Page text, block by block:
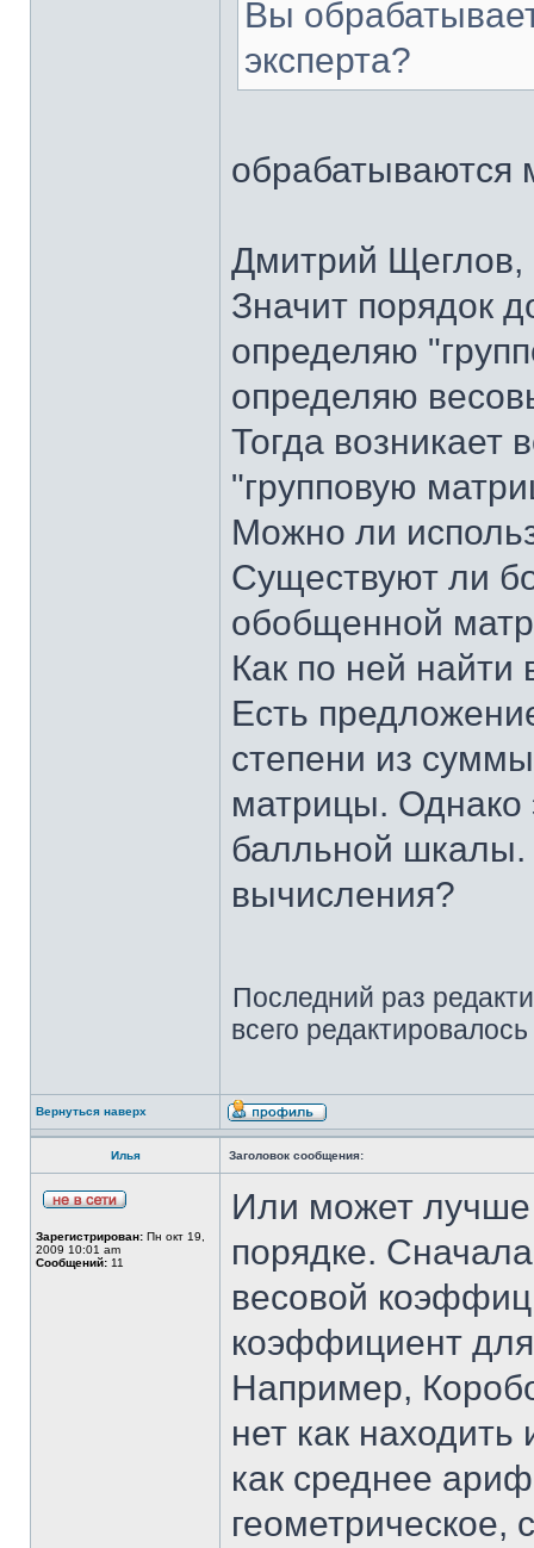
Вы
эксперта?
обрабатываются
Дмитрий Щеглов,
Значит порядок
определяю
определяю
Тогда возникает
"групповую
Можно ли
Существуют ли
обобщенной
Как по ней
Есть
степени из
матрицы. Однако
балльной шкалы.
вычисления?
Последний раз
всего
Вернуться наверх
Илья Заголовок сообщения:
Зарегистрирован: Пн окт 19,
2009 10:01 am
Сообщений: 11
Или может лучше
порядке.
весовой
коэффициент для
Например,
нет как
как среднее
геометрическое,